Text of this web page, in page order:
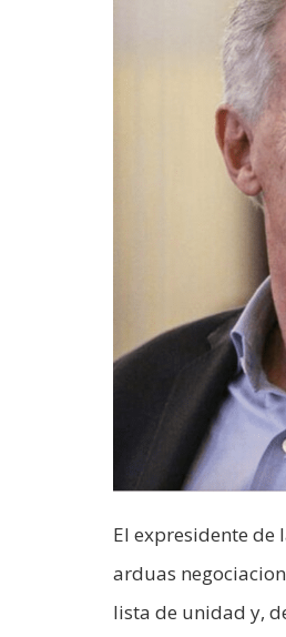
El expresidente
arduas
lista de unidad y,